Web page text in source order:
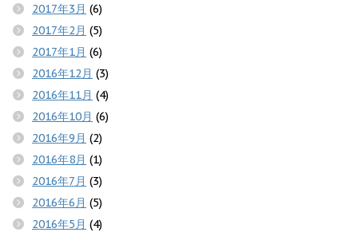
2017年3月 (6)
2017年2月 (5)
2017年1月 (6)
2016年12月 (3)
2016年11月 (4)
2016年10月 (6)
2016年9月 (2)
2016年8月 (1)
2016年7月 (3)
2016年6月 (5)
2016年5月 (4)